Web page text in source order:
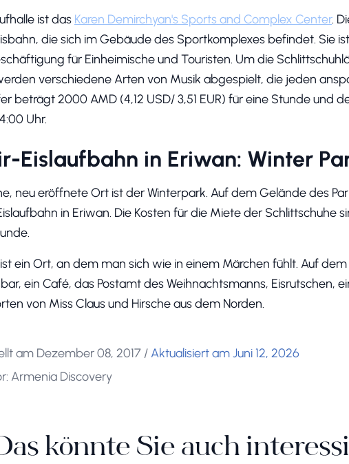
ist das Karen Demirchyan's Sports and Complex Center.
die sich im Gebäude des Sportkomplexes befindet. Sie
für Einheimische und Touristen. Um die
verschiedene Arten von Musik abgespielt, die jeden
beträgt 2000 AMD (4,12 USD/ 3,51 EUR) für eine Stunde und
Uhr.
Eislaufbahn in Eriwan: Winter
neu eröffnete Ort ist der Winterpark. Auf dem Gelände des
in Eriwan. Die Kosten für die Miete der Schlittschuhe
ein Ort, an dem man sich wie in einem Märchen fühlt. Auf
ein Café, das Postamt des Weihnachtsmanns, Eisrutschen,
von Miss Claus und Hirsche aus dem Norden.
am Dezember 08, 2017 / Aktualisiert am Juni 12, 2026
Armenia Discovery
könnte Sie auch